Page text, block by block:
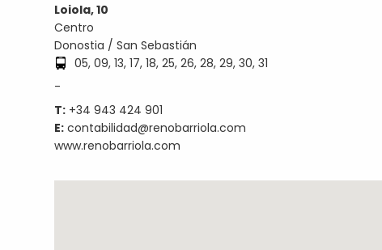
Loiola, 10
Centro
Donostia / San Sebastián
05, 09, 13, 17, 18, 25, 26, 28, 29, 30, 31
-
T: +34 943 424 901
E: contabilidad@renobarriola.com
www.renobarriola.com